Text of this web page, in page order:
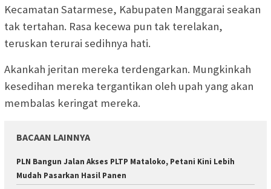
Kecamatan Satarmese, Kabupaten Manggarai seakan
tak tertahan. Rasa kecewa pun tak terelakan,
teruskan terurai sedihnya hati.
Akankah jeritan mereka terdengarkan. Mungkinkah
kesedihan mereka tergantikan oleh upah yang akan
membalas keringat mereka.
BACAAN LAINNYA
PLN Bangun Jalan Akses PLTP Mataloko, Petani Kini Lebih
Mudah Pasarkan Hasil Panen